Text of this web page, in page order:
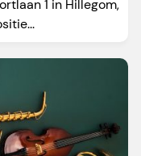
1 in Hillegom,